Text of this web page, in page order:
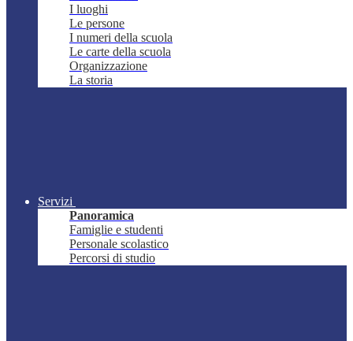
I luoghi
Le persone
I numeri della scuola
Le carte della scuola
Organizzazione
La storia
Servizi
Panoramica
Famiglie e studenti
Personale scolastico
Percorsi di studio